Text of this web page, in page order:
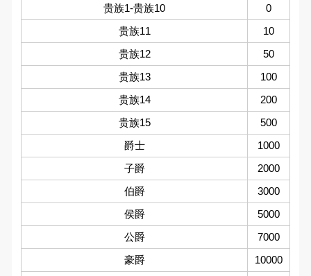
贵族1-贵族10
0
贵族11
10
贵族12
50
贵族13
100
贵族14
200
贵族15
500
爵士
1000
子爵
2000
伯爵
3000
侯爵
5000
公爵
7000
豪爵
10000